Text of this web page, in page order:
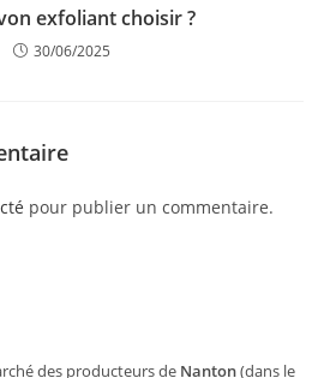
exfoliant choisir ?
30/06/2025
pour publier un commentaire.
des producteurs de Nanton(dans le